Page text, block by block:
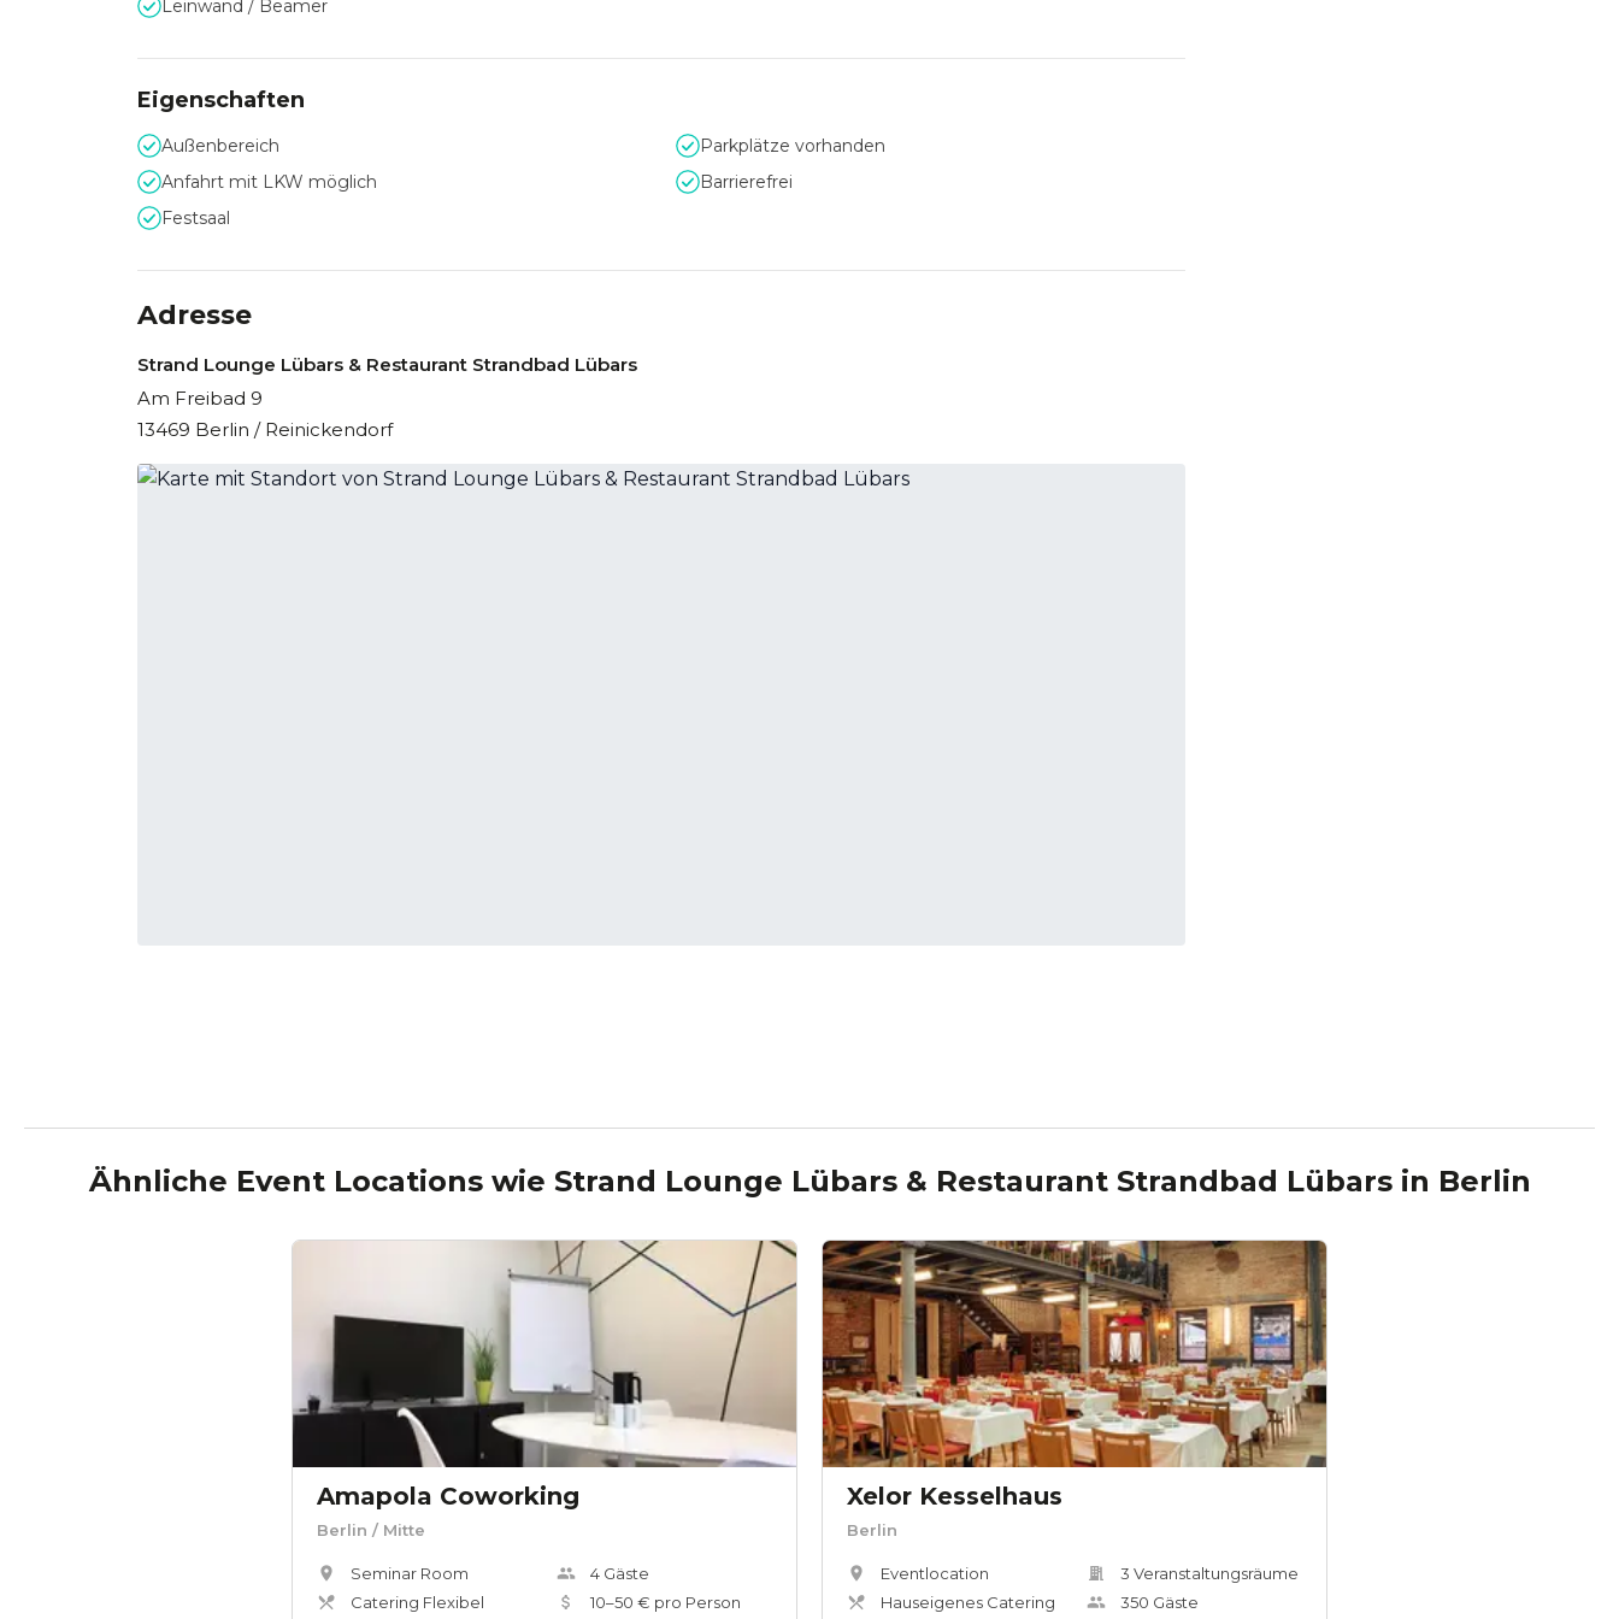
Leinwand / Beamer
Eigenschaften
Außenbereich
Parkplätze vorhanden
Anfahrt mit LKW möglich
Barrierefrei
Festsaal
Adresse
Strand Lounge Lübars & Restaurant Strandbad Lübars
Am Freibad 9
13469 Berlin / Reinickendorf
Ähnliche Event Locations wie Strand Lounge Lübars & Restaurant Strandbad Lübarsin Berlin
Amapola Coworking
Berlin / Mitte
Seminar Room
Catering Flexibel
4 Gäste
10–50 € pro Person
Xelor Kesselhaus
Berlin
Eventlocation
Hauseigenes Catering
3 Veranstaltungsräume
350 Gäste